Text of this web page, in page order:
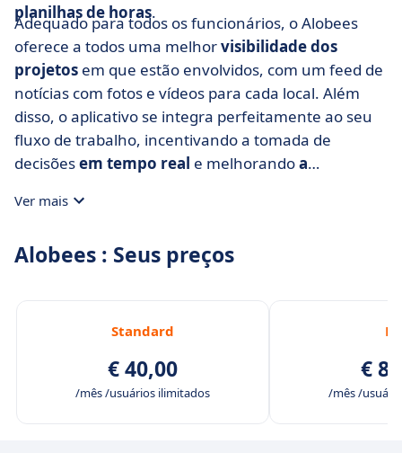
planilhas de horas.
Adequado para todos os funcionários, o Alobees
oferece a todos uma melhorvisibilidade dos
projetos em que estão envolvidos, com um feed de
notícias com fotos e vídeos para cada local. Além
disso, o aplicativo se integra perfeitamente ao seu
fluxo de trabalho, incentivando a tomada de
decisõesem tempo real e melhorandoa
Ver mais
Alobees : Seus preços
Standard
€ 40,00
/mês /usuários ilimitados
€
/mês /